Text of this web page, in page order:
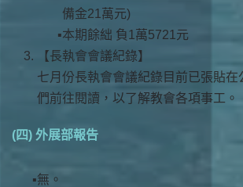
備金21萬元)
本期餘絀 負1萬5721元
【長執會會議紀錄】
七月份長執會會議紀錄目前已張貼在
們前往閱讀，以了解教會各項事工。
(四) 外展部報告
無。